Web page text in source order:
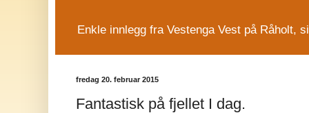
Enkle innlegg fra Vestenga Vest på Råholt,
fredag 20. februar 2015
Fantastisk på fjellet I dag.